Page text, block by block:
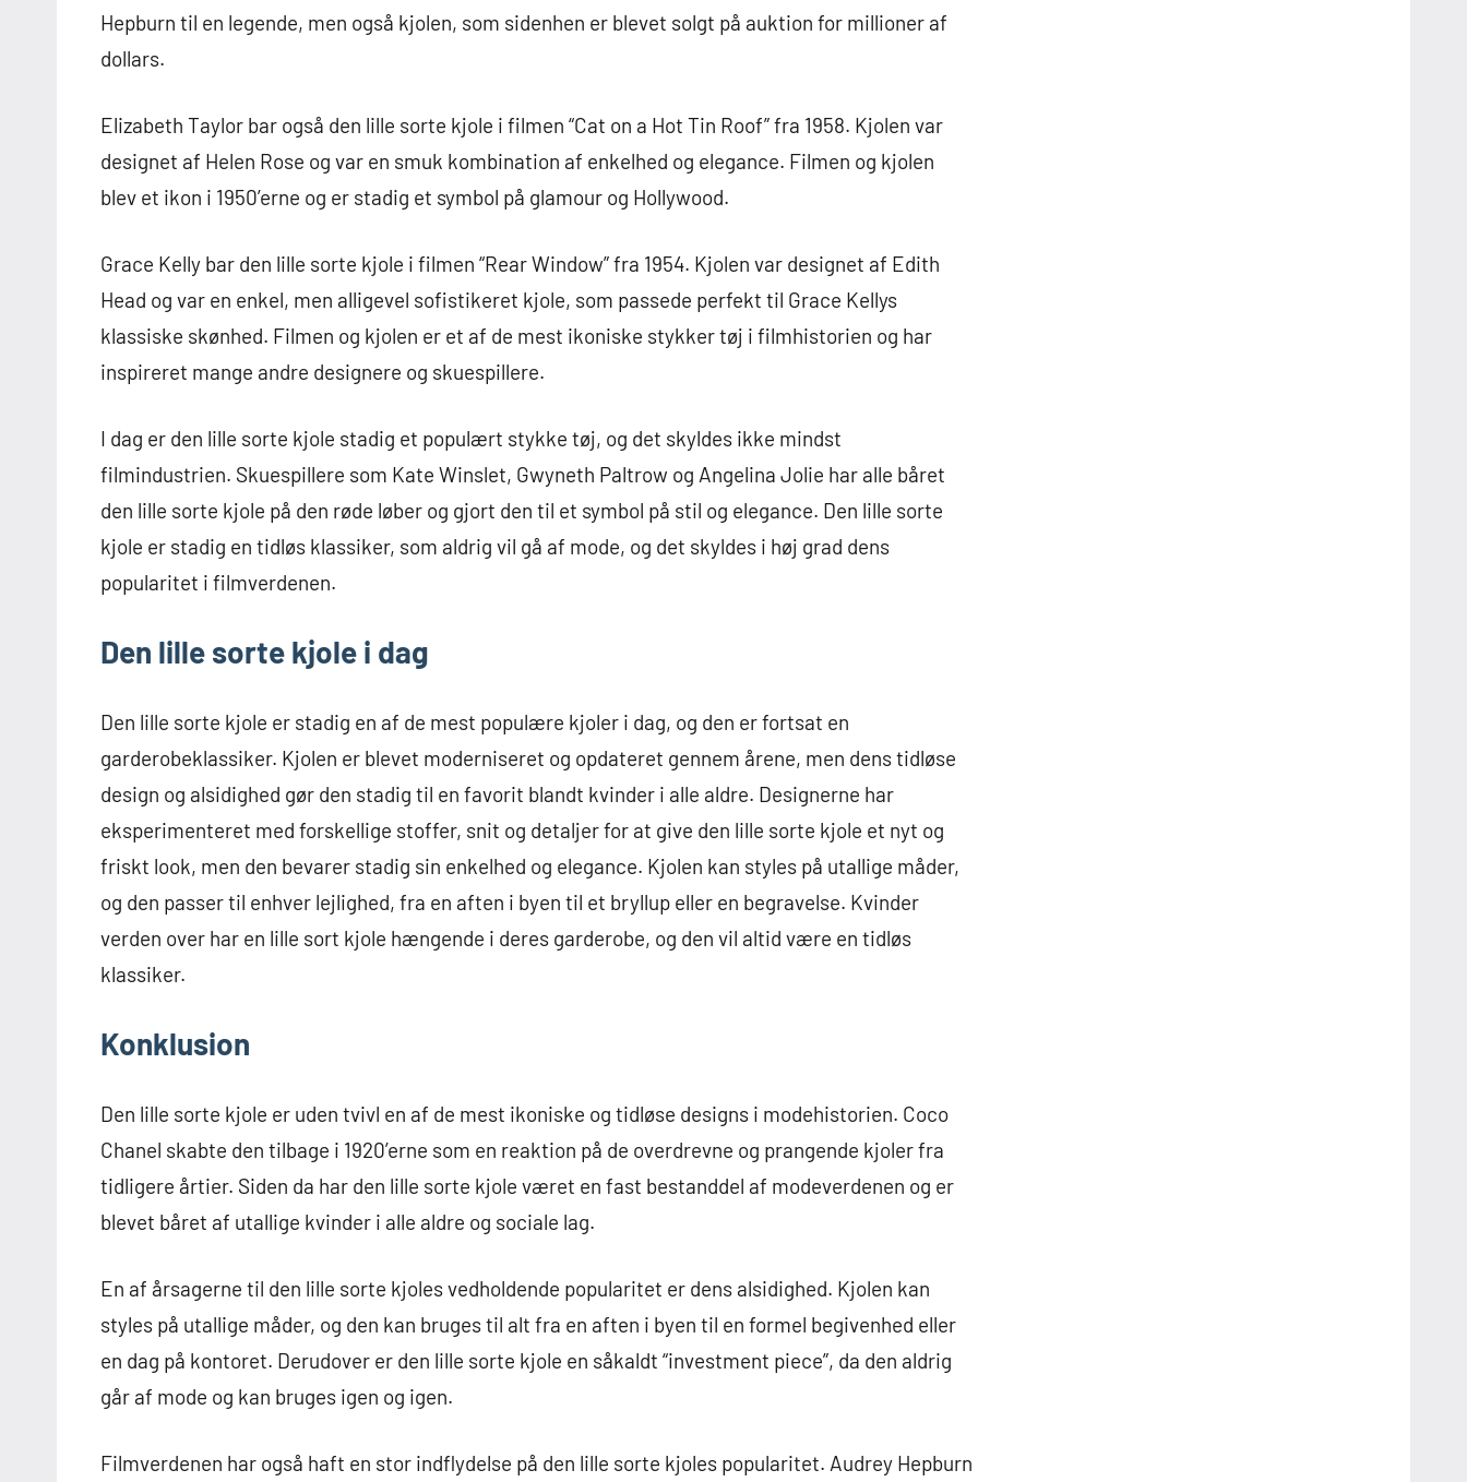
Hepburn til en legende, men også kjolen, som sidenhen er blevet solgt på auktion for millioner af
dollars.
Elizabeth Taylor bar også den lille sorte kjole i filmen “Cat on a Hot Tin Roof” fra 1958. Kjolen var
designet af Helen Rose og var en smuk kombination af enkelhed og elegance. Filmen og kjolen
blev et ikon i 1950’erne og er stadig et symbol på glamour og Hollywood.
Grace Kelly bar den lille sorte kjole i filmen “Rear Window” fra 1954. Kjolen var designet af Edith
Head og var en enkel, men alligevel sofistikeret kjole, som passede perfekt til Grace Kellys
klassiske skønhed. Filmen og kjolen er et af de mest ikoniske stykker tøj i filmhistorien og har
inspireret mange andre designere og skuespillere.
I dag er den lille sorte kjole stadig et populært stykke tøj, og det skyldes ikke mindst
filmindustrien. Skuespillere som Kate Winslet, Gwyneth Paltrow og Angelina Jolie har alle båret
den lille sorte kjole på den røde løber og gjort den til et symbol på stil og elegance. Den lille sorte
kjole er stadig en tidløs klassiker, som aldrig vil gå af mode, og det skyldes i høj grad dens
popularitet i filmverdenen.
Den lille sorte kjole i dag
Den lille sorte kjole er stadig en af de mest populære kjoler i dag, og den er fortsat en
garderobeklassiker. Kjolen er blevet moderniseret og opdateret gennem årene, men dens tidløse
design og alsidighed gør den stadig til en favorit blandt kvinder i alle aldre. Designerne har
eksperimenteret med forskellige stoffer, snit og detaljer for at give den lille sorte kjole et nyt og
friskt look, men den bevarer stadig sin enkelhed og elegance. Kjolen kan styles på utallige måder,
og den passer til enhver lejlighed, fra en aften i byen til et bryllup eller en begravelse. Kvinder
verden over har en lille sort kjole hængende i deres garderobe, og den vil altid være en tidløs
klassiker.
Konklusion
Den lille sorte kjole er uden tvivl en af de mest ikoniske og tidløse designs i modehistorien. Coco
Chanel skabte den tilbage i 1920’erne som en reaktion på de overdrevne og prangende kjoler fra
tidligere årtier. Siden da har den lille sorte kjole været en fast bestanddel af modeverdenen og er
blevet båret af utallige kvinder i alle aldre og sociale lag.
En af årsagerne til den lille sorte kjoles vedholdende popularitet er dens alsidighed. Kjolen kan
styles på utallige måder, og den kan bruges til alt fra en aften i byen til en formel begivenhed eller
en dag på kontoret. Derudover er den lille sorte kjole en såkaldt “investment piece”, da den aldrig
går af mode og kan bruges igen og igen.
Filmverdenen har også haft en stor indflydelse på den lille sorte kjoles popularitet. Audrey Hepburn